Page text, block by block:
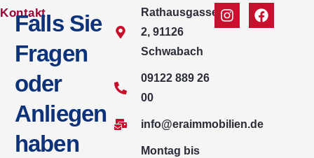
Kontakt
Falls Sie
Fragen
oder
Anliegen
haben
Rathausgasse
2, 91126
Schwabach
09122 889 26
00
info@eraimmobilien.de
Montag bis